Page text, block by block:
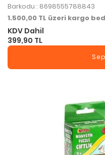
Barkodu : 8698555788843
1.500,00 TL üzeri kargo
KDV Dahil
399,90 TL